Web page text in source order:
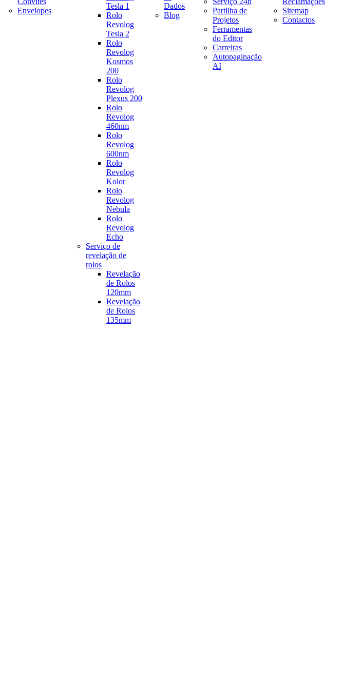
Envelopes
Tesla 1
Rolo
Revolog
Tesla 2
Rolo
Revolog
Kosmos
200
Rolo
Revolog
Plexus 200
Rolo
Revolog
460nm
Rolo
Revolog
600nm
Rolo
Revolog
Kolor
Rolo
Revolog
Nebula
Rolo
Revolog
Echo
Serviço de
revelação de
rolos
Revelação
de Rolos
120mm
Revelação
de Rolos
135mm
Dados
Blog
Partilha de
Projetos
Ferramentas
do Editor
Carreiras
Autopaginação
AI
Sitemap
Contactos